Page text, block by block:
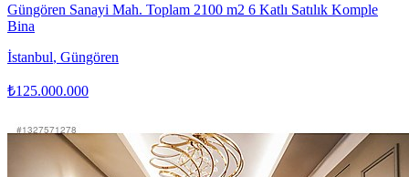
Güngören Sanayi Mah. Toplam 2100 m2 6 Katlı Satılık Komple
Bina
İstanbul, Güngören
₺125.000.000